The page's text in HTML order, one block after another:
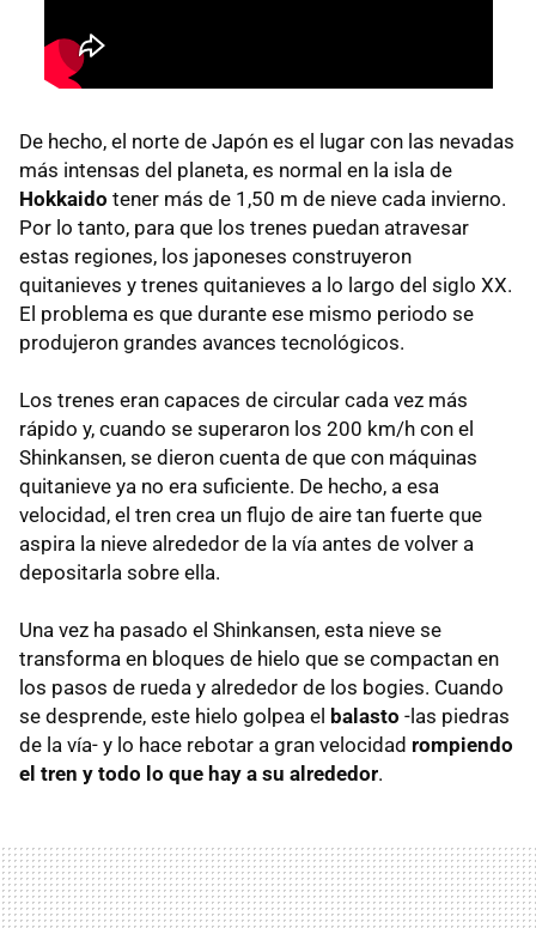
De hecho, el norte de Japón es el lugar con las nevadas
más intensas del planeta, es normal en la isla de
Hokkaido tener más de 1,50 m de nieve cada invierno.
Por lo tanto, para que los trenes puedan atravesar
estas regiones, los japoneses construyeron
quitanieves y trenes quitanieves a lo largo del siglo XX.
El problema es que durante ese mismo periodo se
produjeron grandes avances tecnológicos.
Los trenes eran capaces de circular cada vez más
rápido y, cuando se superaron los 200 km/h con el
Shinkansen, se dieron cuenta de que con máquinas
quitanieve ya no era suficiente. De hecho, a esa
velocidad, el tren crea un flujo de aire tan fuerte que
aspira la nieve alrededor de la vía antes de volver a
depositarla sobre ella.
Una vez ha pasado el Shinkansen, esta nieve se
transforma en bloques de hielo que se compactan en
los pasos de rueda y alrededor de los bogies. Cuando
se desprende, este hielo golpea el balasto -las piedras
de la vía- y lo hace rebotar a gran velocidad rompiendo
el tren y todo lo que hay a su alrededor.